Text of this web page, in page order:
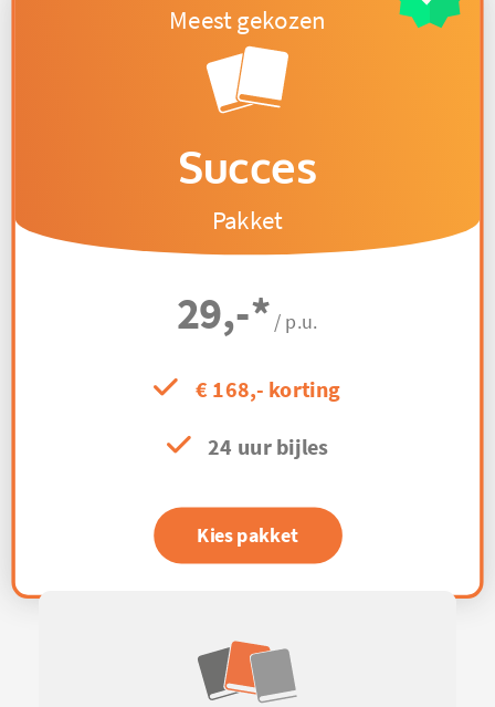
Succes
Pakket
29,-* / p.u.
€ 168,- korting
24 uur bijles
Kies pakket